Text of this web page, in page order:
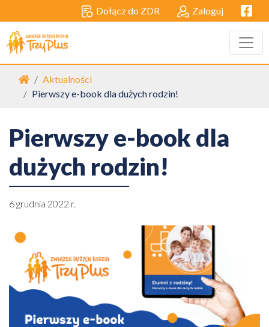
Dołącz do ZDR Zaloguj
Strona główna
Aktualności
Pierwszy e-book dla dużych rodzin!
Pierwszy e-book dla
dużych rodzin!
6 grudnia 2022 r.